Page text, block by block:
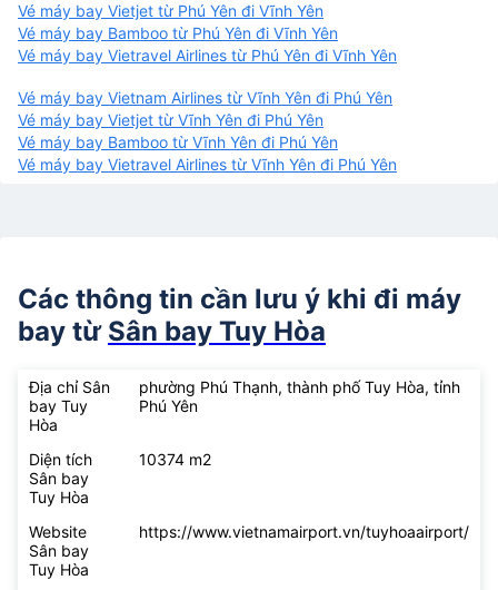
Vé máy bay Vietjet từ Phú Yên đi Vĩnh Yên
Vé máy bay Bamboo từ Phú Yên đi Vĩnh Yên
Vé máy bay Vietravel Airlines từ Phú Yên đi Vĩnh Yên
Vé máy bay Vietnam Airlines từ Vĩnh Yên đi Phú Yên
Vé máy bay Vietjet từ Vĩnh Yên đi Phú Yên
Vé máy bay Bamboo từ Vĩnh Yên đi Phú Yên
Vé máy bay Vietravel Airlines từ Vĩnh Yên đi Phú Yên
Các thông tin cần lưu ý khi đi máy
bay từ Sân bay Tuy Hòa
Địa chỉ Sân
bay Tuy
Hòa
phường Phú Thạnh, thành phố Tuy Hòa, tỉnh
Phú Yên
Diện tích
Sân bay
Tuy Hòa
10374 m2
Website
Sân bay
Tuy Hòa
https://www.vietnamairport.vn/tuyhoaairport/